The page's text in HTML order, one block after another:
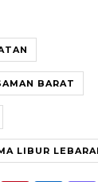
BARAT
LIBUR